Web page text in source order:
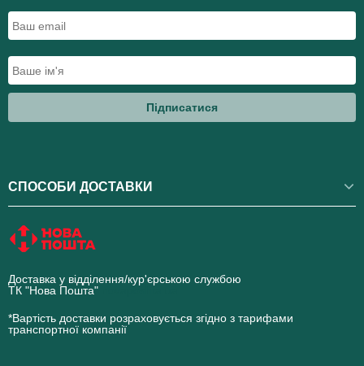
Підписатися
СПОСОБИ ДОСТАВКИ
Доставка у відділення/кур'єрською службою
ТК "Нова Пошта"
*Вартість доставки розраховується згідно з тарифами
транспортної компанії